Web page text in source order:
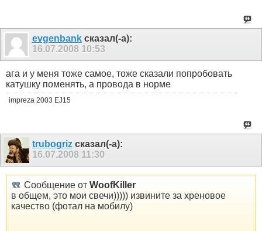
evgenbank сказал(-а):
16.07.2008 10:53
ага и у меня тоже самое, тоже сказали попробовать
катушку поменять, а провода в норме
impreza 2003 EJ15
trubogriz сказал(-а):
16.07.2008 11:30
Сообщение от WoofKiller
в общем, это мои свечи))))) извините за хреновое
качество (фотал на мобилу)